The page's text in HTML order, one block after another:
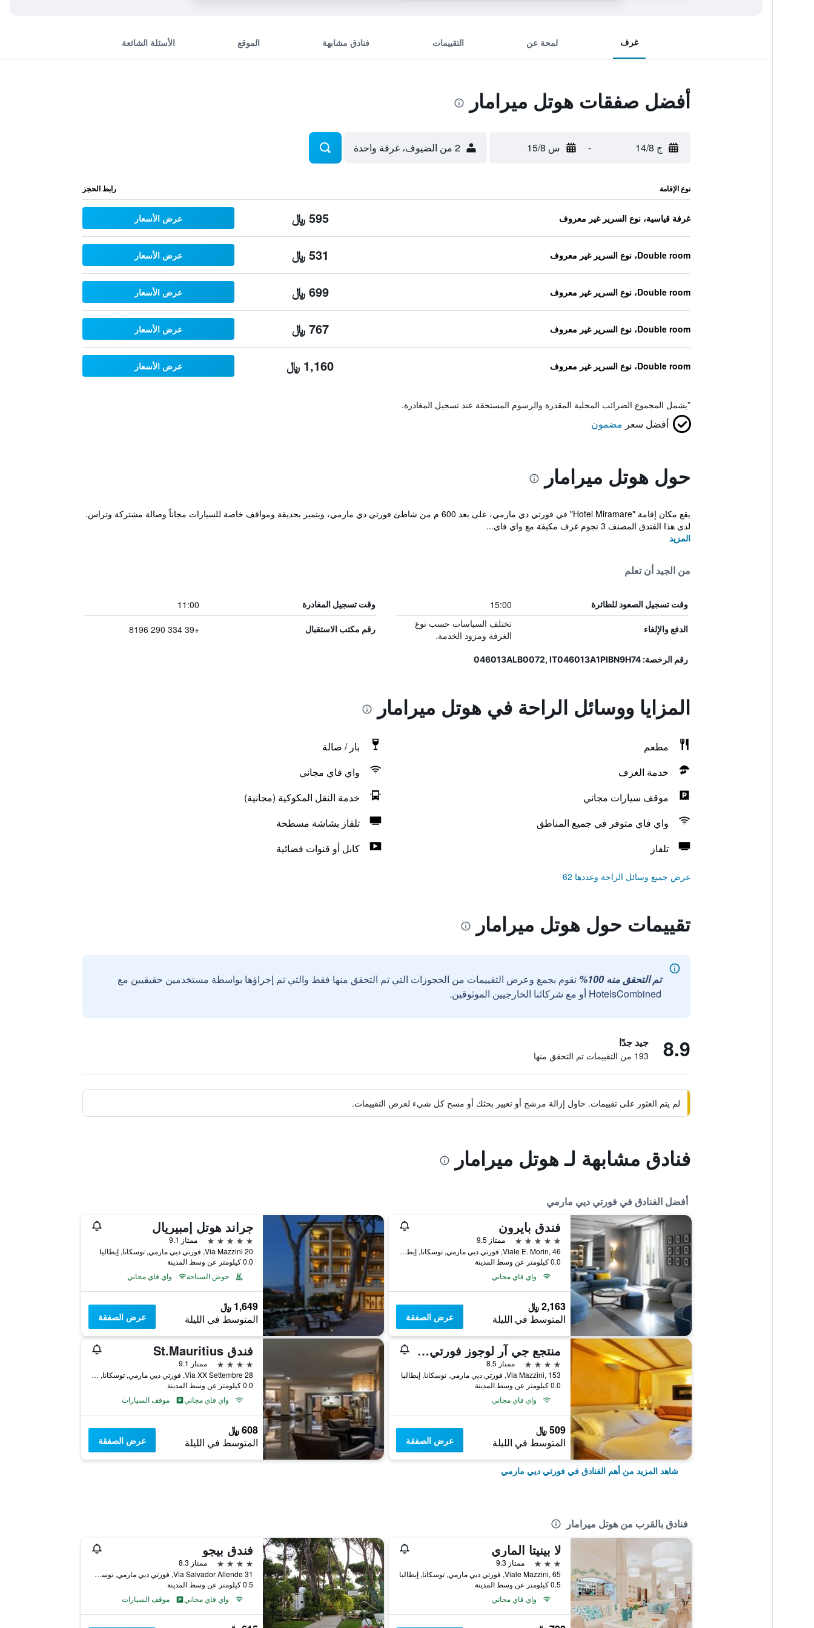
غرف لمحة عن التقييمات فنادق مشابهة الموقع الأسئلة الشائعة
أفضل صفقات هوتل ميرامار
ج 14/8 - س 15/8 2 من الضيوف، غرفة واحدة
نوع الإقامة رابط الحجز
غرفة قياسية، نوع السرير غير معروف 595 ﷼ عرض الأسعار
Double room، نوع السرير غير معروف 531 ﷼ عرض الأسعار
Double room، نوع السرير غير معروف 699 ﷼ عرض الأسعار
Double room، نوع السرير غير معروف 767 ﷼ عرض الأسعار
Double room، نوع السرير غير معروف 1,160 ﷼ عرض الأسعار
*يشمل المجموع الضرائب المحلية المقدرة والرسوم المستحقة عند تسجيل المغادرة.
أفضل سعر مضمون
حول هوتل ميرامار
يقع مكان إقامة "Hotel Miramare" في فورتي دي مارمي، على بعد 600 م من شاطئ فورتي دي مارمي، ويتميز بحديقة ومواقف خاصة للسيارات مجاناً وصالة مشتركة وتراس.
لدى هذا الفندق المصنف 3 نجوم غرف مكيفة مع واي فاي...
المزيد
من الجيد أن تعلم
وقت تسجيل الصعود للطائرة 15:00 وقت تسجيل المغادرة 11:00
الدفع والإلغاء
تختلف السياسات حسب نوع
الغرفة ومزود الخدمة.
رقم مكتب الاستقبال +39 334 290 8196
رقم الرخصة: 046013ALB0072, IT046013A1PIBN9H74
المزايا ووسائل الراحة في هوتل ميرامار
مطعم
بار / صالة
خدمة الغرف
واي فاي مجاني
موقف سيارات مجاني
خدمة النقل المكوكية (مجانية)
واي فاي متوفر في جميع المناطق
تلفاز بشاشة مسطحة
تلفاز
كابل أو قنوات فضائية
عرض جميع وسائل الراحة وعددها 62
تقييمات حول هوتل ميرامار
تم التحقق منه 100%
نقوم بجمع وعرض التقييمات من الحجوزات التي تم التحقق منها فقط والتي تم إجراؤها بواسطة مستخدمين حقيقيين مع
HotelsCombined أو مع شركائنا الخارجيين الموثوقين.
8.9 جيد جدًا
193 من التقييمات تم التحقق منها
لم يتم العثور على تقييمات. حاول إزالة مرشح أو تغيير بحثك أو مسح كل شيء لعرض التقييمات.
فنادق مشابهة لـ هوتل ميرامار
أفضل الفنادق في فورتي ديي مارمي
فندق بايرون
5 نجوم
ممتاز 9.5
Viale E. Morin, 46, فورتي ديي مارمي, توسكانا, إيطاليا
0.0 كيلومتر عن وسط المدينة
واي فاي مجاني
2,163 ﷼
المتوسط في الليلة عرض الصفقة
جراند هوتل إمبيريال
5 نجوم
ممتاز 9.1
Via Mazzini 20, فورتي ديي مارمي, توسكانا, إيطاليا
0.0 كيلومتر عن وسط المدينة
حوض السباحة
واي فاي مجاني
1,649 ﷼
المتوسط في الليلة عرض الصفقة
منتجع جي آر لوجوز فورتي دي مارمي
4 نجوم
ممتاز 8.5
Via Mazzini, 153, فورتي ديي مارمي, توسكانا, إيطاليا
0.0 كيلومتر عن وسط المدينة
واي فاي مجاني
509 ﷼
المتوسط في الليلة عرض الصفقة
فندق St.Mauritius
4 نجوم
ممتاز 9.1
Via XX Settembre 28, فورتي ديي مارمي, توسكانا, إيطاليا
0.0 كيلومتر عن وسط المدينة
واي فاي مجاني
موقف السيارات
608 ﷼
المتوسط في الليلة عرض الصفقة
شاهد المزيد من أهم الفنادق في فورتي ديي مارمي
فنادق بالقرب من هوتل ميرامار
لا بينيتا الماري
3 نجوم
ممتاز 9.3
Viale Mazzini, 65, فورتي ديي مارمي, توسكانا, إيطاليا
0.5 كيلومتر عن وسط المدينة
واي فاي مجاني
فندق بيجو
4 نجوم
ممتاز 8.3
Via Salvador Allende 31, فورتي ديي مارمي, توسكانا, إيطاليا
0.5 كيلومتر عن وسط المدينة
واي فاي مجاني
موقف السيارات